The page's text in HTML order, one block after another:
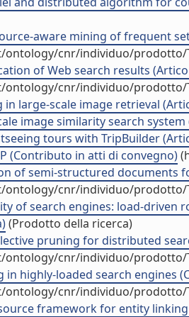
aware mining of frequent
ontology/cnr/individuo/prodotto/
of Web search results
ontology/cnr/individuo/prodotto/
in large-scale image retrieval
image similarity search
tours with TripBuilder
(Contributo in atti di convegno)
of semi-structured documents
ontology/cnr/individuo/prodotto/
of search engines: load-
(Prodotto della ricerca)
pruning for distributed
ontology/cnr/individuo/prodotto/
in highly-loaded search engines
ontology/cnr/individuo/prodotto/
framework for entity